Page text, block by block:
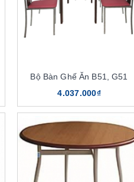
Bộ Bàn Ghế Ăn B51, G51
4.037.000₫